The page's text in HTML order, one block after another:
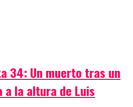
34: Un muerto tras un
a la altura de Luis